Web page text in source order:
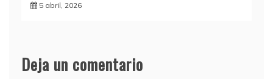
5 abril, 2026
Deja un comentario